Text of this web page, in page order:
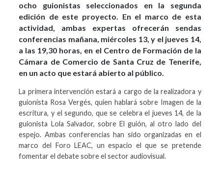
ocho guionistas seleccionados en la segunda
edición de este proyecto. En el marco de esta
actividad, ambas expertas ofrecerán sendas
conferencias mañana, miércoles 13, y el jueves 14,
a las 19,30 horas, en el Centro de Formación de la
Cámara de Comercio de Santa Cruz de Tenerife,
en un acto que estará abierto al público.
La primera intervención estará a cargo de la realizadora y
guionista Rosa Vergés, quien hablará sobre Imagen de la
escritura, y el segundo, que se celebra el jueves 14, de la
guionista Lola Salvador, sobre El guión, al otro lado del
espejo. Ambas conferencias han sido organizadas en el
marco del Foro LEAC, un espacio el que se pretende
fomentar el debate sobre el sector audiovisual.